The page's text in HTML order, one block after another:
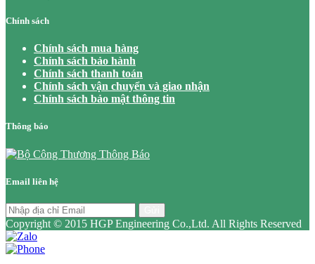
Chính sách
Chính sách mua hàng
Chính sách bảo hành
Chính sách thanh toán
Chính sách vận chuyển và giao nhận
Chính sách bảo mật thông tin
Thông báo
Email liên hệ
Copyright © 2015 HGP Engineering Co.,Ltd. All Rights Reserved